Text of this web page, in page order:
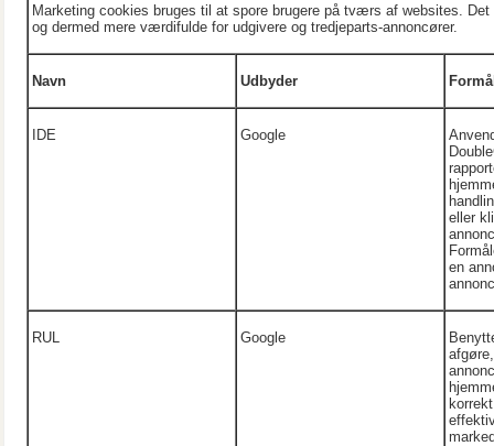
Marketing cookies bruges til at spore brugere på tværs af websites.
og dermed mere værdifulde for udgivere og tredjeparts-annoncører.
Navn Udbyder
IDE Google
eller
en
RUL Google